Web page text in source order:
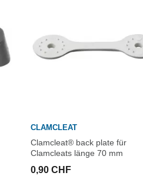
CLAMCLEAT
Clamcleat® back plate für
Clamcleats länge 70 mm
0,90 CHF